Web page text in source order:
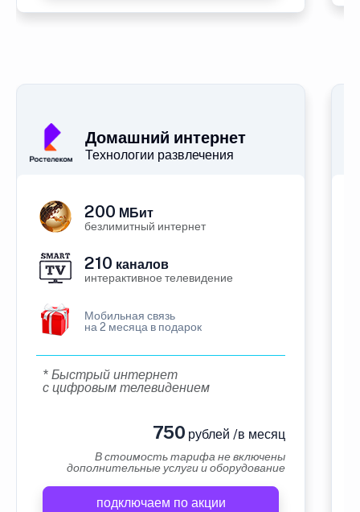
Домашний интернет
Технологии развлечения
200 МБит
безлимитный интернет
210 каналов
интерактивное телевидение
Мобильная связь
на 2 месяца в подарок
* Быстрый интернет
с цифровым телевидением
750 рублей /в месяц
В стоимость тарифа не включены
дополнительные услуги и оборудование
подключаем по акции